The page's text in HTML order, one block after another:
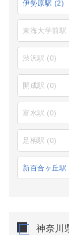
伊勢原駅 (2)
東海大学前駅
渋沢駅 (0)
開成駅 (0)
富水駅 (0)
足柄駅 (0)
新百合ヶ丘駅
神奈川